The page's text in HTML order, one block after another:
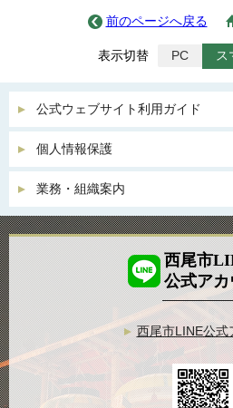
前のページへ戻る
表示切替 PC ス
公式ウェブサイト利用ガイド
個人情報保護
業務・組織案内
西尾市
公式ア
西尾市LINE公式